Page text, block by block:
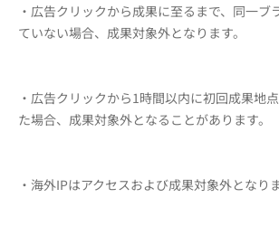
・広告クリックから成果に至るまで、同一ブ
ていない場合、成果対象外となります。
・広告クリックから1時間以内に初回成果地
た場合、成果対象外となることがあります。
・海外IPはアクセスおよび成果対象外となりま